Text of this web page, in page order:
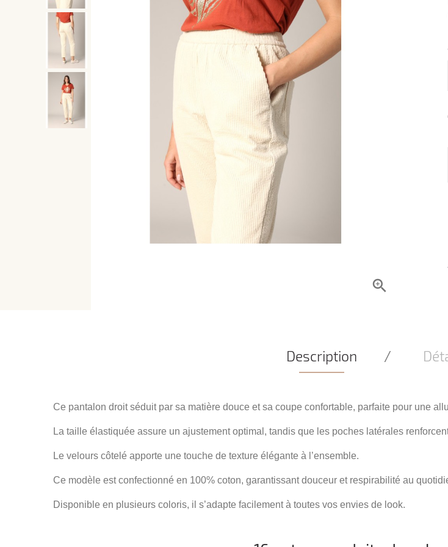
Description
Ce pantalon droit séduit par sa matière douce et sa coupe confortable, parfaite pour une
La taille élastiquée assure un ajustement optimal, tandis que les poches latérales
Le velours côtelé apporte une touche de texture élégante à l’ensemble.
Ce modèle est confectionné en 100% coton, garantissant douceur et respirabilité au
Disponible en plusieurs coloris, il s’adapte facilement à toutes vos envies de look.